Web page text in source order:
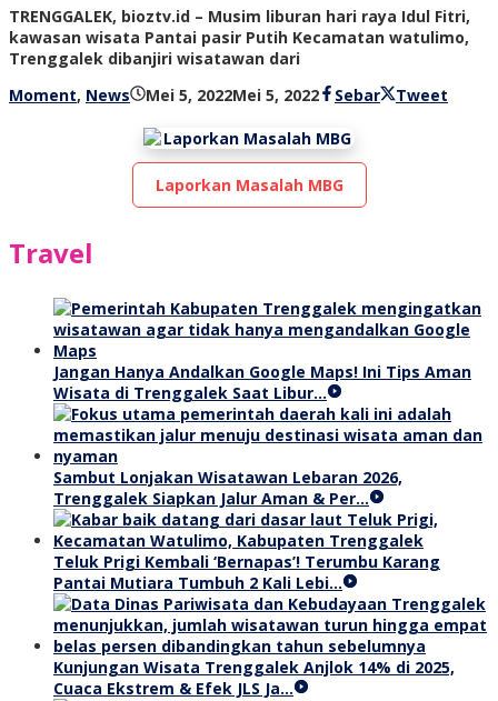
TRENGGALEK, bioztv.id – Musim liburan hari raya Idul Fitri,
kawasan wisata Pantai pasir Putih Kecamatan watulimo,
Trenggalek dibanjiri wisatawan dari
Moment, News Mei 5, 2022Mei 5, 2022oleh
tv
Sebar Tweet
Laporkan Masalah MBG
Travel
Jangan Hanya Andalkan Google Maps! Ini Tips Aman
Wisata di Trenggalek Saat Libur…
Sambut Lonjakan Wisatawan Lebaran 2026,
Trenggalek Siapkan Jalur Aman & Per…
Teluk Prigi Kembali ‘Bernapas’! Terumbu Karang
Pantai Mutiara Tumbuh 2 Kali Lebi…
Kunjungan Wisata Trenggalek Anjlok 14% di 2025,
Cuaca Ekstrem & Efek JLS Ja…